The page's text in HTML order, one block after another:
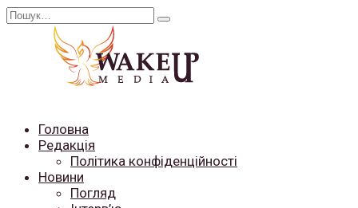
Перейти
Search
Головна
Редакція
Політика конфіденційності
Новини
Погляд